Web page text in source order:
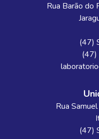
Rua Barão do
(47)
Rua
(47)